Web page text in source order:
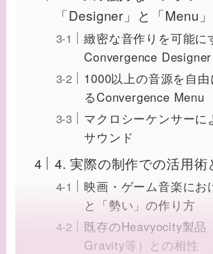
「Designer」と「Menu
緻密な音作りを可能に
Convergence Designer
1000以上の音源を自由
るConvergence Menu
マクロシーケンサーに
サウンド
4. 実際の制作での活用術
映画・ゲーム音楽にお
と「勢い」の作り方
既存のHeavyocity製品
Gravity等）との相性